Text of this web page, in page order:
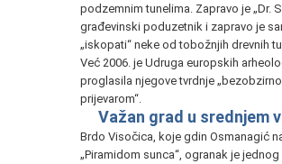
podzemnim tunelima. Zapravo je „Dr.
građevinski poduzetnik i zapravo je
„iskopati“ neke od tobožnjih drevnih
Već 2006. je Udruga europskih
proglasila njegove tvrdnje
prijevarom“.
Važan grad u srednjem
Brdo Visočica, koje gdin Osmanagić
„Piramidom sunca“, ogranak je jednog